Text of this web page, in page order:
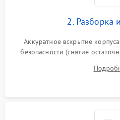
2. Разборка
Аккуратное вскрытие
безопасности (снятие
и кистей для